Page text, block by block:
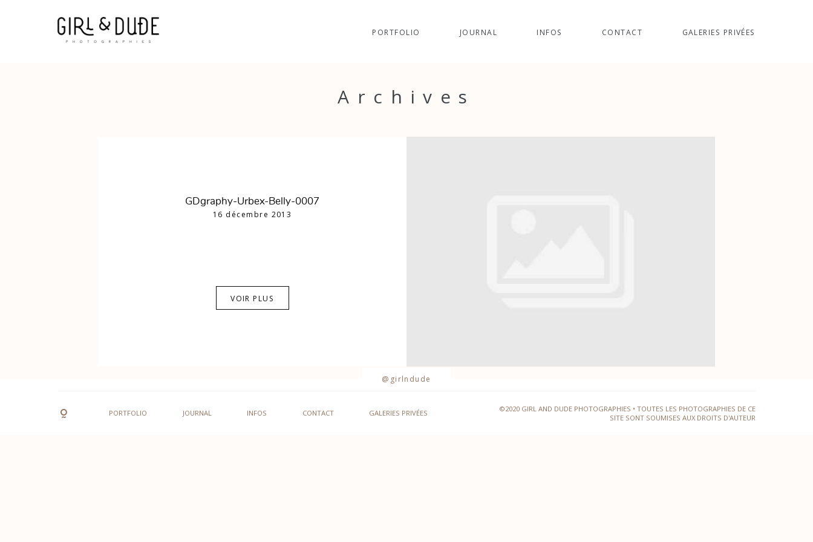
PORTFOLIO JOURNAL INFOS CONTACT GALERIES PRIVÉES
Archives
GDgraphy-Urbex-Belly-0007
16 décembre 2013
VOIR PLUS
@girlndude
PORTFOLIO JOURNAL INFOS CONTACT GALERIES PRIVÉES
©2020 GIRL AND DUDE PHOTOGRAPHIES • TOUTES LES PHOTOGRAPHIES DE CE
SITE SONT SOUMISES AUX DROITS D'AUTEUR